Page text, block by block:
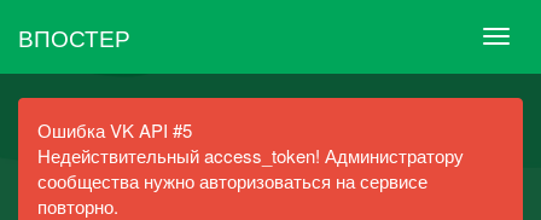
ВПОСТЕР
Ошибка VK API #5
Недействительный access_token! Администратору
сообщества нужно авторизоваться на сервисе
повторно.